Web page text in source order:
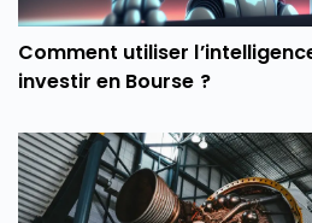
Comment utiliser
investir en Bourse ?